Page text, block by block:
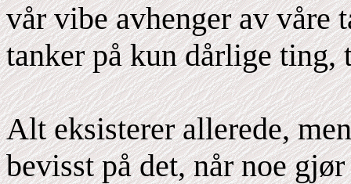
vår vibe avhenger av våre
tanker på kun dårlige ting,
Alt eksisterer allerede,
bevisst på det, når noe